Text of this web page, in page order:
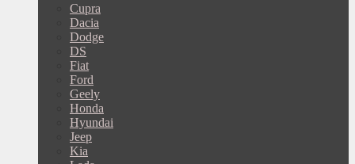
Cupra
Dacia
Dodge
DS
Fiat
Ford
Geely
Honda
Hyundai
Jeep
Kia